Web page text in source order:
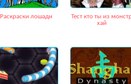
Раскраски лошади
Тест кто ты из
хай